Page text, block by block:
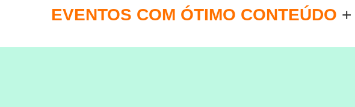
EVENTOS COM ÓTIMO CONTEÚDO +